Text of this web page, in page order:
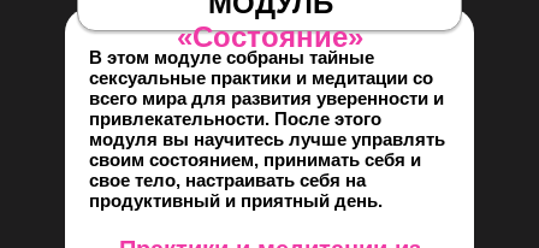
«Состояние»
В этом модуле собраны тайные
сексуальные практики и медитации со
всего мира для развития уверенности и
привлекательности. После этого
модуля вы научитесь лучше управлять
своим состоянием, принимать себя и
свое тело, настраивать себя на
продуктивный и приятный день.